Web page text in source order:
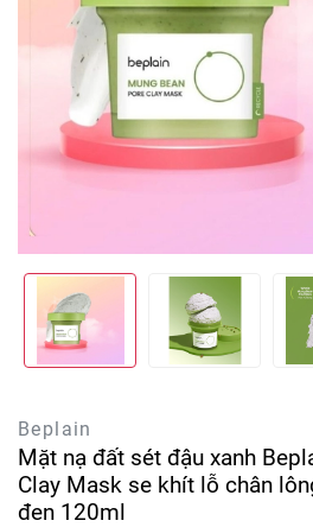
Beplain
Mặt nạ đất sét đậu xanh
Clay Mask se khít lỗ chân
đen 120ml